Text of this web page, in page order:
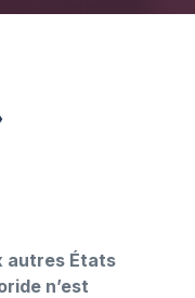
autres États
n’est